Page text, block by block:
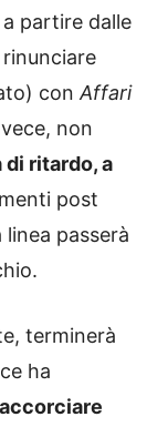
partire dalle
conAffari
non
di ritardo, a
post
passerà
terminerà
ha
accorciare